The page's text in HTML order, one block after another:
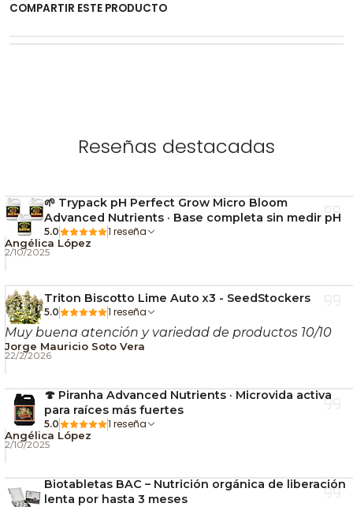
distintas tecnologías de bombillas (HPS, MH y CMH)
caliente garantiza un funcionamiento seguro,
ideal para quienes buscan una experiencia de cultivo
libre de ruido.
🔹 Potencia regulable: 250W / 400W / 600W
(HPS/MH) – 315W (CMH)
🔹 Compatibilidad: HPS, MH y CMH
🔹 Protección contra alto/bajo voltaje
🔹 Funcionamiento silencioso y eficiente
Si buscas un balastro potente, seguro y eficiente, el
maximizar el crecimiento y la producción de tus
COMPARTIR ESTE PRODUCTO
Reseñas destacadas
🌱 Trypack pH Perfect Grow Micro Bloom
Advanced Nutrients · Base completa sin medir pH
5.0 1 reseña
Angélica López
2/10/2025
Triton Biscotto Lime Auto x3 - SeedStockers
5.0 1 reseña
Muy buena atención y variedad de productos 10/10
Jorge Mauricio Soto Vera
22/2/2026
🍄 Piranha Advanced Nutrients · Microvida activa
para raíces más fuertes
5.0 1 reseña
Angélica López
2/10/2025
Biotabletas BAC – Nutrición orgánica de liberación
lenta por hasta 3 meses